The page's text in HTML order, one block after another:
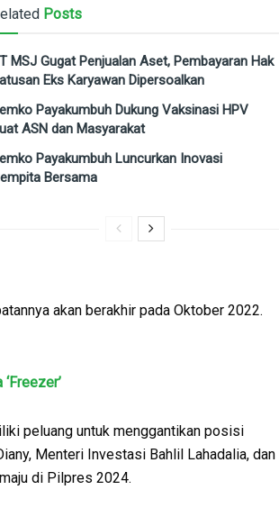
Posts
MSJ Gugat Penjualan Aset, Pembayaran Hak
Eks Karyawan Dipersoalkan
Payakumbuh Dukung Vaksinasi HPV
ASN dan Masyarakat
Payakumbuh Luncurkan Inovasi
Bersama
akan berakhir pada Oktober 2022.
peluang untuk menggantikan posisi
Menteri Investasi Bahlil Lahadalia, dan
di Pilpres 2024.